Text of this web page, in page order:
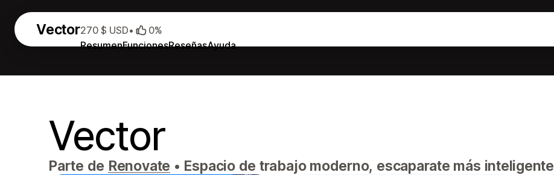
Vector
ResumenFuncionesReseñasAyuda
270 $ USD• 0%
Vector
Parte de Renovate • Espacio de trabajo moderno, escaparate más inteligente